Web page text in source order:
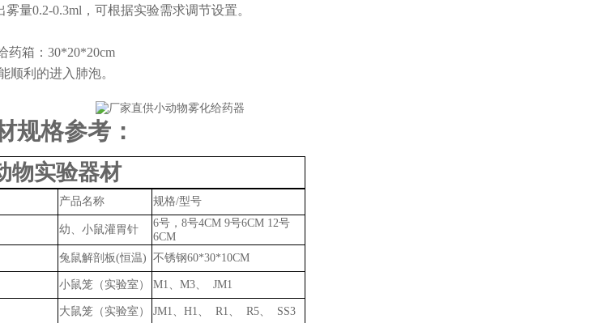
雾量0.2-0.3ml，可根据实验需求调节设置。
药箱：30*20*20cm
顺利的进入肺泡。
规格参考：
物实验器材
产品名称 规格/型号
幼、小鼠灌胃针
6号，8号4CM 9号6CM 12号
6CM
兔鼠解剖板(恒温) 不锈钢60*30*10CM
小鼠笼（实验室） M1、M3、 JM1
大鼠笼（实验室） JM1、H1、 R1、 R5、 SS3